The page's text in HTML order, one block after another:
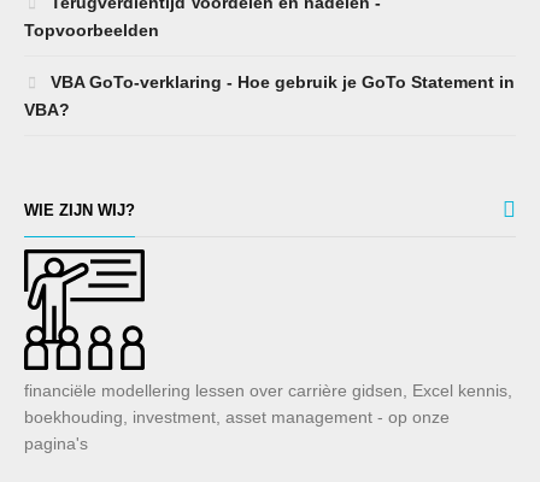
Topvoorbeelden
VBA GoTo-verklaring - Hoe gebruik je GoTo Statement in
VBA?
WIE ZIJN WIJ?
financiële modellering lessen over carrière gidsen, Excel kennis,
boekhouding, investment, asset management - op onze
pagina's